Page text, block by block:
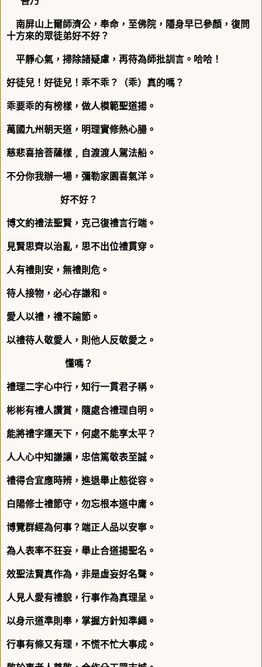
南屏山上爾師濟公，奉命，至佛院，隱身早已參顏，復問
十方來的眾徒弟好不好？
平靜心氣，掃除諸疑慮， 再待為師批訓言。哈哈！
好徒兒！好徒兒！乖不乖？（乖）真的嗎？
乖要乖的有榜樣，做人模範聖道揚。
萬國九州朝天道，明理實修熱心腸。
慈悲喜捨菩薩樣﹐自渡渡人駕法船。
不分你我辦一場，彌勒家園喜氣洋。
好不好？
博文約禮法聖賢，克己復禮言行端。
見賢思齊以治亂，思不出位禮貫穿。
人有禮則安，無禮則危。
待人接物，必心存謙和。
愛人以禮，禮不踰節。
以禮待人敬愛人，則他人反敬愛之。
懂嗎？
禮理二字心中行，知行一貫君子稱。
彬彬有禮人讚賞，隨處合禮理自明。
能將禮字運天下，何處不能享太平？
人人心中知謙讓，忠信篤敬表至誠。
禮得合宜應時辨，進退舉止態從容。
白陽修士禮節守，勿忘根本道中庸。
博覽群經為何事？端正人品以安寧。
為人表率不狂妄，舉止合道揚聖名。
效聖法賢真作為，非是虛妄好名聲。
人見人愛有禮貌，行事作為真理呈。
以身示道準則奉，掌握方針知準繩。
行事有條又有理，不慌不忙大事成。